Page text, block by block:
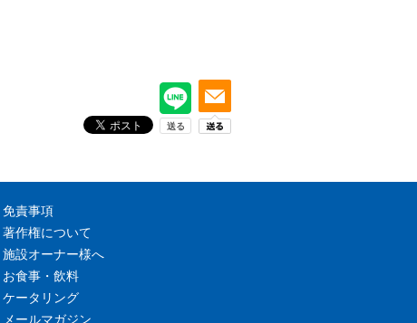
免責事項
著作権について
施設オーナー様へ
お食事・飲料
ケータリング
メールマガジン